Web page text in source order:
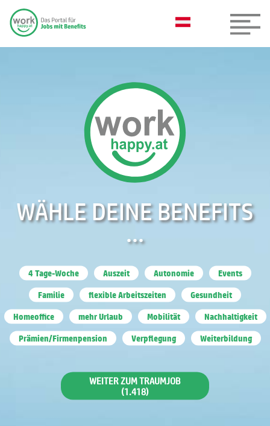
WÄHLE DEINE BENEFITS
...
4 Tage-Woche Auszeit Autonomie
Events
Familie
flexible Arbeitszeiten
Gesundheit
Homeoffice
mehr Urlaub Mobilität
Nachhaltigkeit
Prämien/Firmenpension
Verpflegung Weiterbildung
WEITER ZUM TRAUMJOB
(1.418)